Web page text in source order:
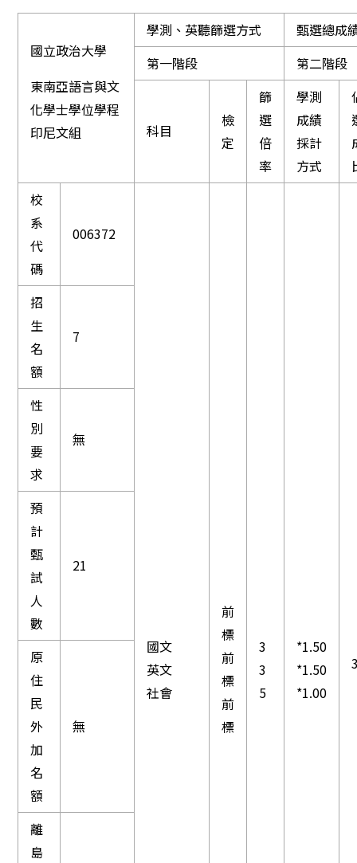
國立政治大學
東南亞語言與文
化學士學位學程
印尼文組
學測、英聽篩選方式
甄選總成
第一階段
第二階段
科目
檢
定
篩
選
倍
率
學測
成績
採計
方式
校
系
代
碼
006372
國文
英文
社會
前
標
前
標
前
標
3
3
5
*1.50
*1.50
*1.00
招
生
名
額
7
性
別
要
求
無
預
計
甄
試
人
數
21
原
住
民
外
加
名
額
無
離
島